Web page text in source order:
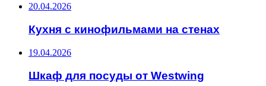
20.04.2026
Кухня с кинофильмами на стенах
19.04.2026
Шкаф для посуды от Westwing